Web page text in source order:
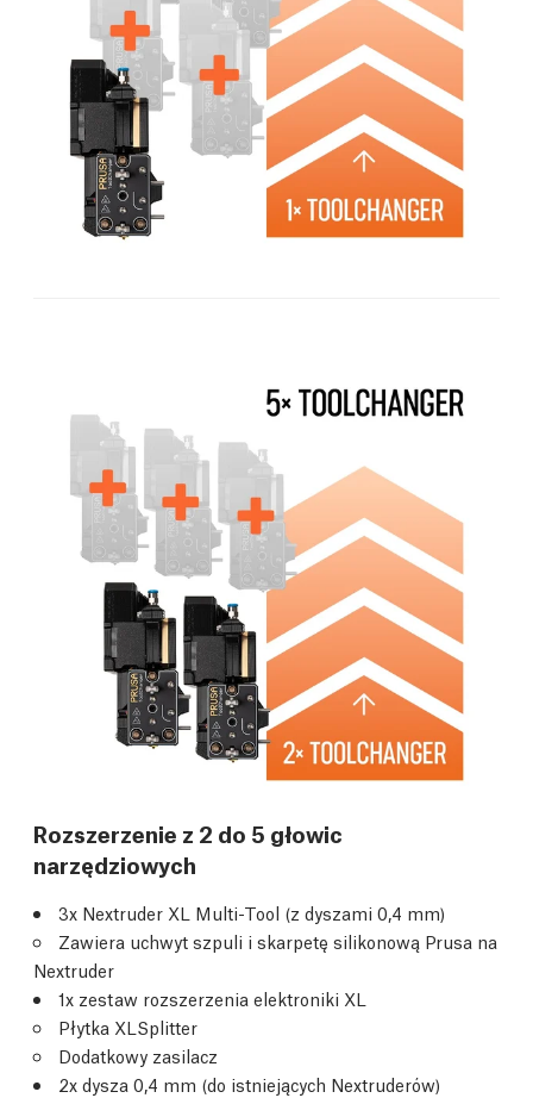
Rozszerzenie z 2 do 5 głowic
narzędziowych
3x Nextruder XL Multi-Tool (z dyszami 0,4 mm)
Zawiera uchwyt szpuli i skarpetę silikonową Prusa na
Nextruder
1x zestaw rozszerzenia elektroniki XL
Płytka XLSplitter
Dodatkowy zasilacz
2x dysza 0,4 mm (do istniejących Nextruderów)